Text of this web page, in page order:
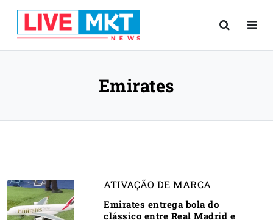
Emirates
ATIVAÇÃO DE MARCA
Emirates entrega bola do
clássico entre Real Madrid e